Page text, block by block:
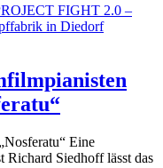
FIGHT 2.0 –
in Diedorf
Eine
Richard Siedhoff lässt das